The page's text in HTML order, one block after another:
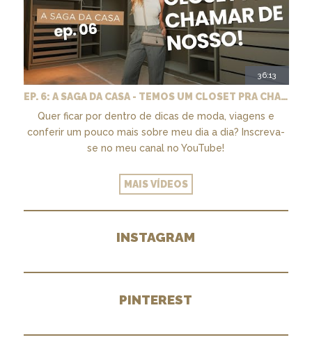
36:13
EP. 6: A SAGA DA CASA - TEMOS UM CLOSET PRA CHAMAR DE NOSSO + MARCENARIA E PAISAGISMO
Quer ficar por dentro de dicas de moda, viagens e
conferir um pouco mais sobre meu dia a dia? Inscreva-
se no meu canal no YouTube!
MAIS VÍDEOS
INSTAGRAM
PINTEREST